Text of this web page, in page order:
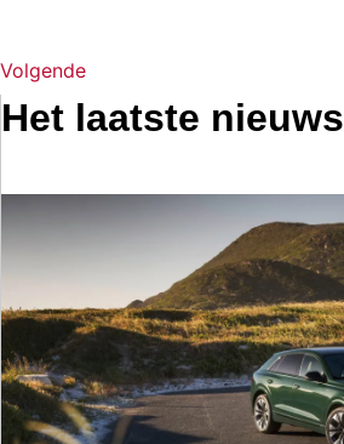
Volgende
Het laatste nieuws